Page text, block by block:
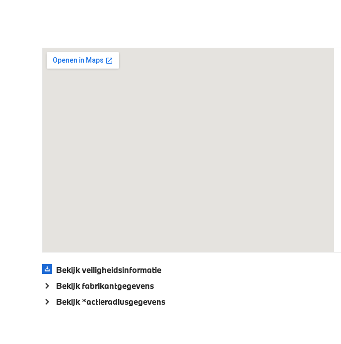
Klimaatbeheersing
Veiligheid
Akoestische waarschuwing voor
voetgangers
Bekijk veiligheidsinformatie
Bekijk fabrikantgegevens
Bekijk *actieradiusgegevens